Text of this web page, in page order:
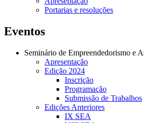
Portarias e resoluções
Eventos
Seminário de Empreendedorismo e
Apresentação
Edição 2024
Inscrição
Programação
Submissão de Trabalhos
Edições Anteriores
IX SEA